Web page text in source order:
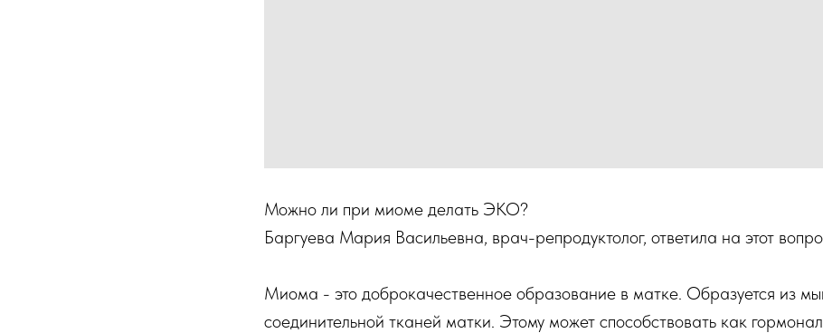
Можно ли при миоме делать ЭКО?
Баргуева Мария Васильевна, врач-репродуктолог, ответила на этот
Миома - это доброкачественное образование в матке. Образуется из
соединительной тканей матки. Этому может способствовать как